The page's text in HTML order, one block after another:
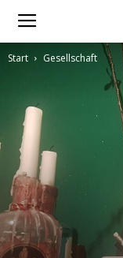
Start Gesellschaft